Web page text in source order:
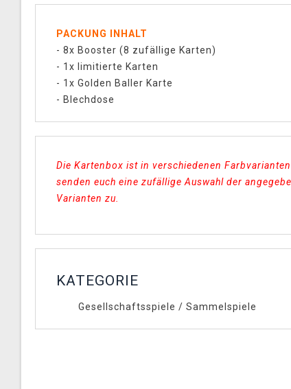
PACKUNG INHALT
- 8x Booster (8 zufällige Karten)
- 1x limitierte Karten
- 1x Golden Baller Karte
- Blechdose
Die Kartenbox ist in verschiedenen
senden euch eine zufällige Auswahl der
Varianten zu.
KATEGORIE
Gesellschaftsspiele / Sammelspiele